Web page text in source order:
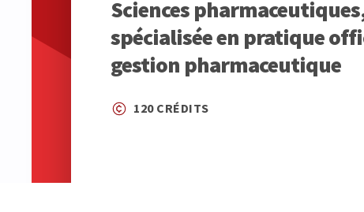
Sciences
spécialisée en pratique
gestion pharmaceutique
120 CRÉDITS